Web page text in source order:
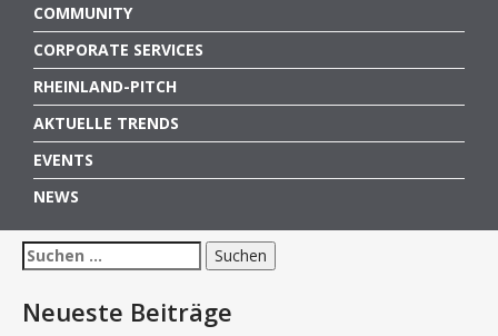
COMMUNITY
CORPORATE SERVICES
RHEINLAND-PITCH
AKTUELLE TRENDS
EVENTS
NEWS
Suchen
nach:
Neueste Beiträge